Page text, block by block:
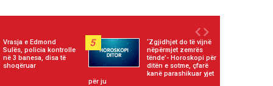
Vrasja e Edmond
Sulës, policia kontrolle
në 3 banesa, disa të
shoqëruar
5
‘Zgjidhjet do të vijnë
nëpërmjet zemrës
tënde’- Horoskopi për
ditën e sotme, çfarë
kanë parashikuar yjet
për ju